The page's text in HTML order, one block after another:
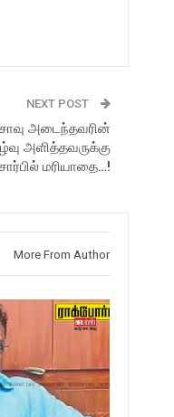
NEXT POST
அடைந்தவரின்
அளித்தவருக்கு
மரியாதை…!
More From Author